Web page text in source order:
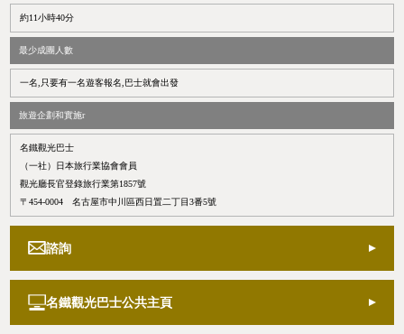
約11小時40分
最少成團人數
一名,只要有一名遊客報名,巴士就會出發
旅遊企劃和實施r
名鐵觀光巴士
（一社）日本旅行業協會會員
觀光廳長官登錄旅行業第1857號
〒454-0004 名古屋市中川區西日置二丁目3番5號
諮詢
名鐵觀光巴士公共主頁